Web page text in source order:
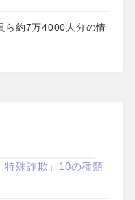
約7万4000人分の情
特殊詐欺」10の種類